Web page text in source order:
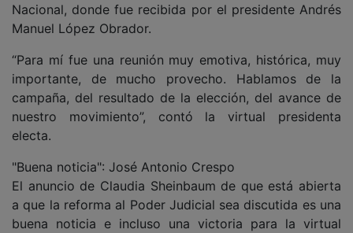
Nacional, donde fue recibida por el presidente Andrés
Manuel López Obrador.
“Para mí fue una reunión muy emotiva, histórica, muy
importante, de mucho provecho. Hablamos de la
campaña, del resultado de la elección, del avance de
nuestro movimiento”, contó la virtual presidenta
electa.
"Buena noticia": José Antonio Crespo
El anuncio de Claudia Sheinbaum de que está abierta
a que la reforma al Poder Judicial sea discutida es una
buena noticia e incluso una victoria para la virtual